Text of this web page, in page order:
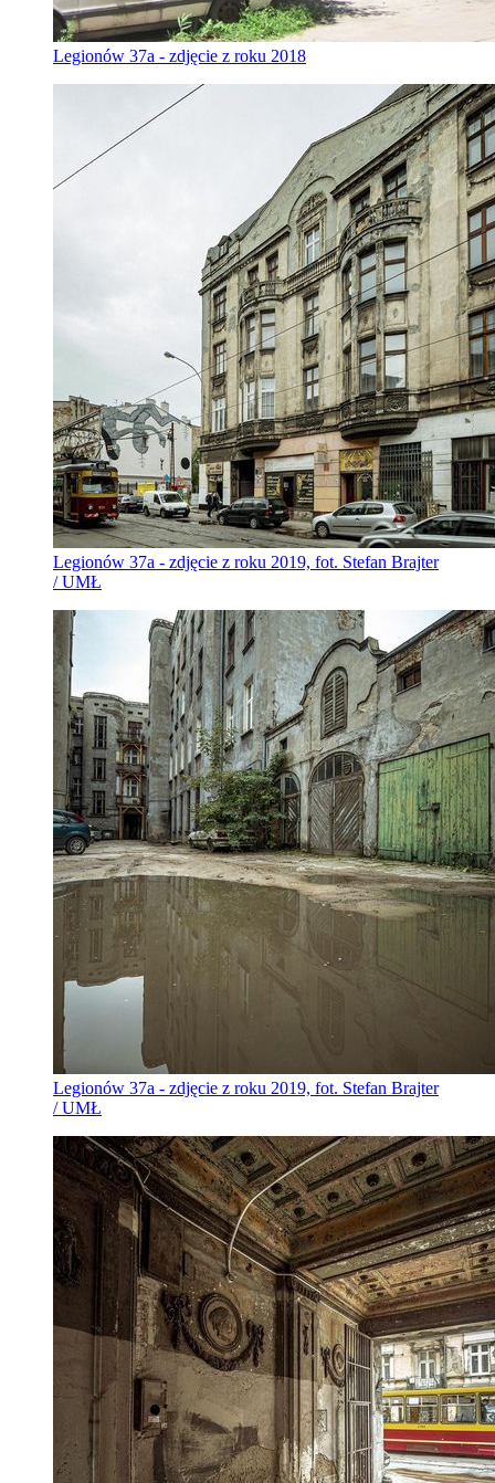
Legionów 37a - zdjęcie z roku 2018
Legionów 37a - zdjęcie z roku 2019, fot. Stefan Brajter
/ UMŁ
Legionów 37a - zdjęcie z roku 2019, fot. Stefan Brajter
/ UMŁ